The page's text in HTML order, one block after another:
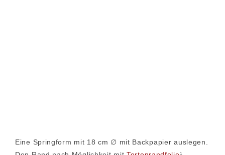
Eine Springform mit 18 cm ∅ mit Backpapier auslegen.